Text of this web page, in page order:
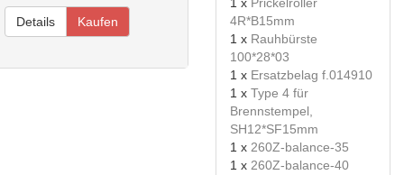
Details Kaufen
4R*B15mm
1 x Rauhbürste
100*28*03
1 x Ersatzbelag f.014910
1 x Type 4 für
Brennstempel,
SH12*SF15mm
1 x 260Z-balance-35
1 x 260Z-balance-40